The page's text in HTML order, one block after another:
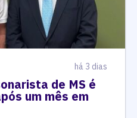
há 3 dias
de MS é
um mês em